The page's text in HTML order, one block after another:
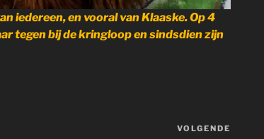
iedereen, en vooral van Klaaske. Op 4
tegen bij de kringloop en sindsdien zijn
VOLGENDE